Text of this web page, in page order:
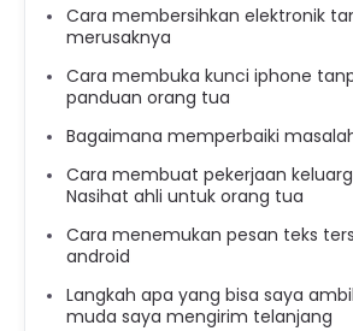
Cara membersihkan elektronik
merusaknya
Cara membuka kunci iphone
panduan orang tua
Bagaimana memperbaiki
Cara membuat pekerjaan
Nasihat ahli untuk orang tua
Cara menemukan pesan teks
android
Langkah apa yang bisa saya
muda saya mengirim telanjang